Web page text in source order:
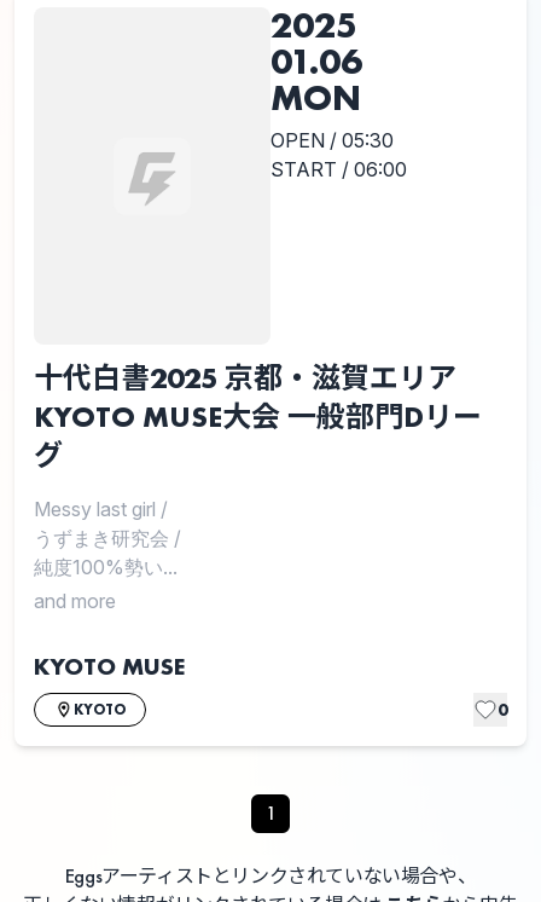
2025
01.06
MON
OPEN / 05:30
START / 06:00
十代白書2025 京都・滋賀エリア
KYOTO MUSE大会 一般部門Dリー
グ
Messy last girl /
うずまき研究会 /
純度100%勢い...
and more
KYOTO MUSE
KYOTO 0
1
Eggsアーティストとリンクされていない場合や、